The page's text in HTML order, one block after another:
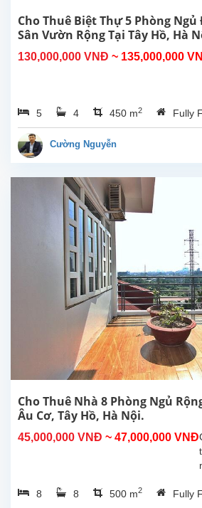
Cho Thuê Biệt Thự 5 Phòng Ngủ
Sân Vườn Rộng Tại Tây Hồ, Hà
130,000,000 VNĐ ~ 135,000,000
5 4 450 m2 Fully
Cường Nguyễn
Cho Thuê Nhà 8 Phòng Ngủ
Âu Cơ, Tây Hồ, Hà Nội.
45,000,000 VNĐ ~ 47,000,000 VNĐ
8 8 500 m2 Fully